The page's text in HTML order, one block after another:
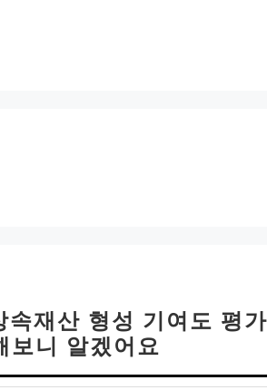
재산 형성 기여도 평
보니 알겠어요